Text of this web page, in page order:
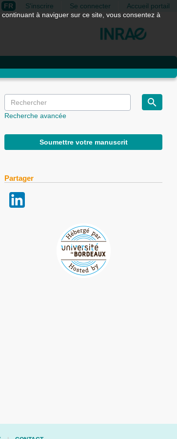
FR S'inscrire Se connecter Accueil portail
Recherche avancée
Soumettre votre manuscrit
Partager
à naviguer sur ce site, vous consentez à